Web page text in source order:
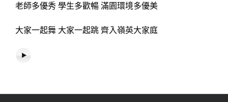
老師多優秀 學生多歡暢 滿園環境多優美
大家一起舞 大家一起跳 齊入嶺英大家庭